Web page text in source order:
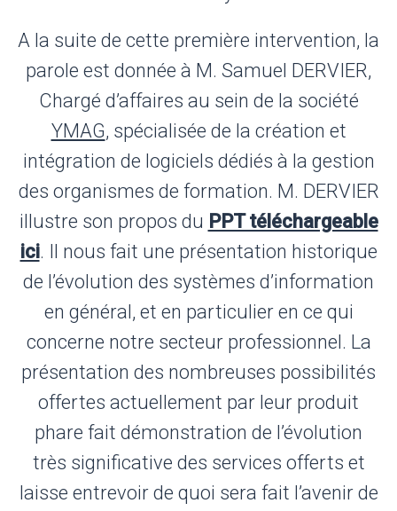
A la suite de cette première intervention, la
parole est donnée à M. Samuel DERVIER,
Chargé d’affaires au sein de la société
YMAG, spécialisée de la création et
intégration de logiciels dédiés à la gestion
des organismes de formation. M. DERVIER
illustre son propos du PPT téléchargeable
ici. Il nous fait une présentation historique
de l’évolution des systèmes d’information
en général, et en particulier en ce qui
concerne notre secteur professionnel. La
présentation des nombreuses possibilités
offertes actuellement par leur produit
phare fait démonstration de l’évolution
très significative des services offerts et
laisse entrevoir de quoi sera fait l’avenir de